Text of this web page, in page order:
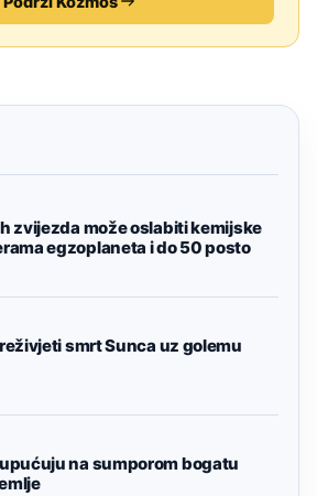
zvijezda može oslabiti kemijske
egzoplaneta i do 50 posto
smrt Sunca uz golemu
na sumporom bogatu